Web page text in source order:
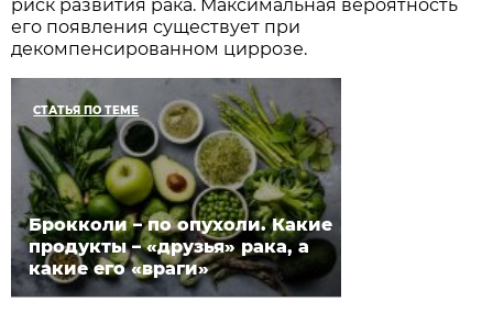
риск развития рака. Максимальная вероятность
его появления существует при
декомпенсированном циррозе.
СТАТЬЯ ПО ТЕМЕ
Брокколи – по опухоли. Какие
продукты – «друзья» рака, а
какие его «враги»